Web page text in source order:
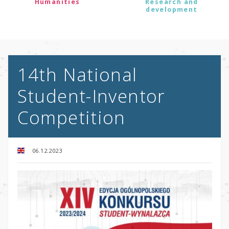
Humanities
Research and
development
14th National
Student-Inventor
Competition
06.12.2023